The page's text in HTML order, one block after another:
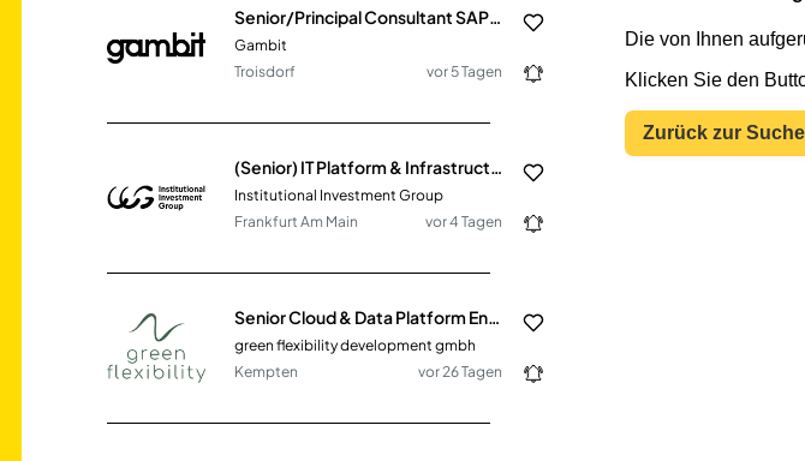
Senior/Principal Consultant SAP Security & Berechtigungen (m/w/d)
Gambit
Troisdorf
vor 5 Tagen
Institutional Investment Group
Frankfurt Am Main
vor 4 Tagen
Senior Cloud & Data Platform Engineer(m/w/d)
green flexibility development gmbh
Kempten
vor 26 Tagen